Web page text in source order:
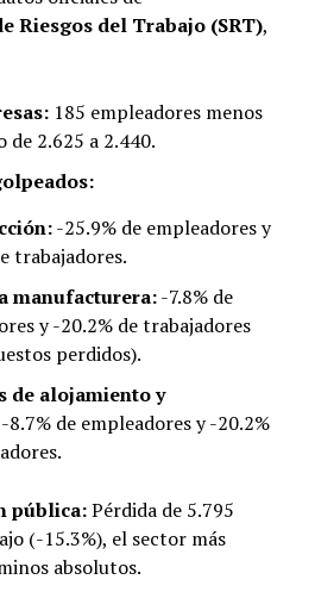
Riesgos del Trabajo (SRT),
185 empleadores menos
de 2.625 a 2.440.
-25.9% de empleadores y
trabajadores.
manufacturera:-7.8% de
y -20.2% de trabajadores
perdidos).
de alojamiento y
de empleadores y -20.2%
pública:Pérdida de 5.795
(-15.3%), el sector más
absolutos.